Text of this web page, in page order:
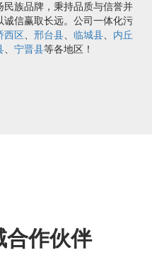
族品牌，秉持品质与信誉并
信赢取长远。公司一体化污
西区、 邢台县、 临城县、 内丘
、 宁晋县等各地区！
合作伙伴